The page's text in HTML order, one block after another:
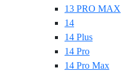
13 PRO MAX
14
14 Plus
14 Pro
14 Pro Max